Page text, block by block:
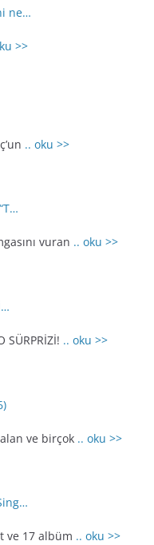
ne…
>>
.. oku >>
vuran .. oku >>
SÜRPRİZİ! .. oku >>
ve birçok .. oku >>
ve 17 albüm .. oku >>